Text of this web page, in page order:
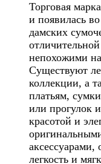
Торговая
и появилась
дамских
непохожими
Существуют
коллекции, а
платьям,
или прогулок
красотой и
легкость и